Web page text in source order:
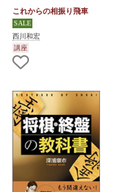
これからの相振り飛車
西川和宏
講座